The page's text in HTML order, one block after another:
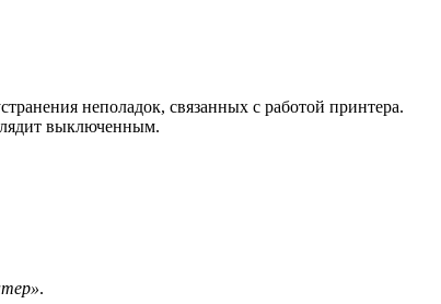
неполадок, связанных с работой принтера.
выключенным.
.